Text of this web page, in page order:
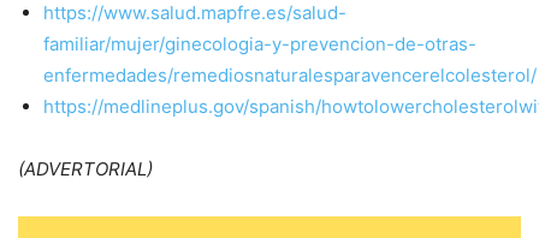
https://www.salud.mapfre.es/salud-
familiar/mujer/ginecologia-y-prevencion-de-otras-
enfermedades/remediosnaturalesparavencerelcolesterol/
https://medlineplus.gov/spanish/
(ADVERTORIAL)